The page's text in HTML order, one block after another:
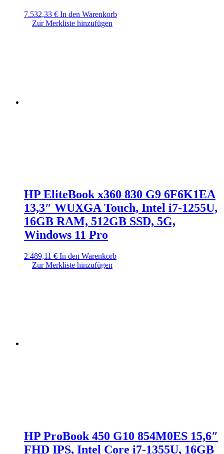
7.532,33 € In den Warenkorb
Zur Merkliste hinzufügen
HP EliteBook x360 830 G9 6F6K1EA
13,3″ WUXGA Touch, Intel i7-1255U,
16GB RAM, 512GB SSD, 5G,
Windows 11 Pro
2.489,11 € In den Warenkorb
Zur Merkliste hinzufügen
HP ProBook 450 G10 854M0ES 15,6″
FHD IPS, Intel Core i7-1355U, 16GB